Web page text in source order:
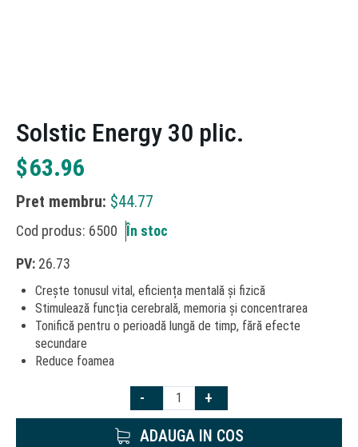
Solstic Energy 30 plic.
$63.96
Pret membru: $44.77
Cod produs: 6500
În stoc
PV: 26.73
Crește tonusul vital, eficiența mentală și fizică
Stimulează funcția cerebrală, memoria și concentrarea
Tonifică pentru o perioadă lungă de timp, fără efecte
secundare
Reduce foamea
- +
ADAUGA IN COS